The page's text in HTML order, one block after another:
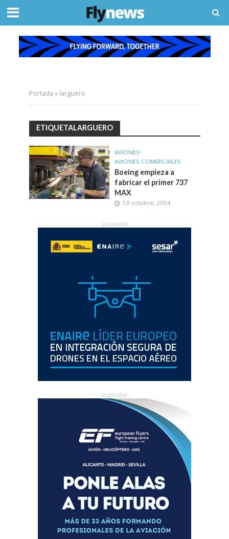
Portada » larguero
ETIQUETALARGUERO
AVIONES•
AVIONES COMERCIALES
Boeing empieza a
fabricar el primer 737
MAX
13 octubre, 2014